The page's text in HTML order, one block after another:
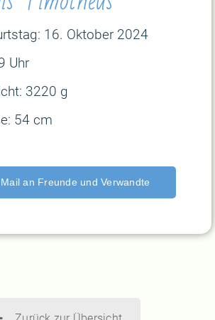
16. Oktober 2024
Uhr
3220 g
54 cm